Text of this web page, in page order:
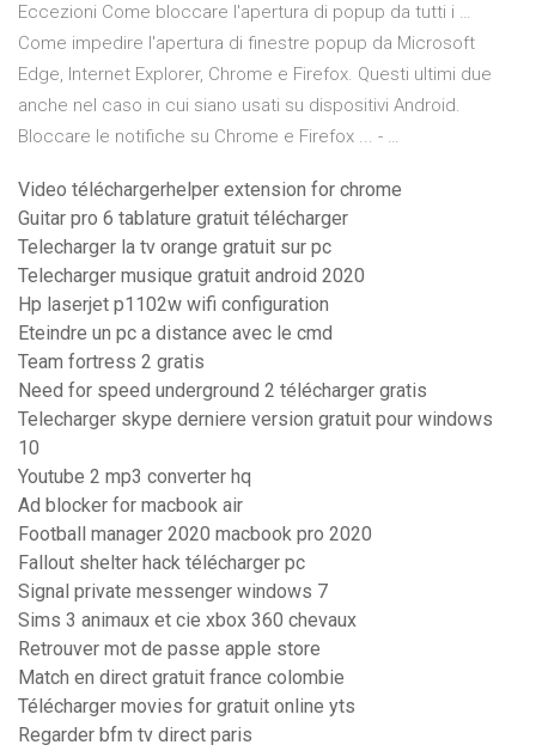
Eccezioni Come bloccare l'apertura di popup da tutti i …
Come impedire l'apertura di finestre popup da Microsoft
Edge, Internet Explorer, Chrome e Firefox. Questi ultimi due
anche nel caso in cui siano usati su dispositivi Android.
Bloccare le notifiche su Chrome e Firefox ... - …
Video téléchargerhelper extension for chrome
Guitar pro 6 tablature gratuit télécharger
Telecharger la tv orange gratuit sur pc
Telecharger musique gratuit android 2020
Hp laserjet p1102w wifi configuration
Eteindre un pc a distance avec le cmd
Team fortress 2 gratis
Need for speed underground 2 télécharger gratis
Telecharger skype derniere version gratuit pour windows
10
Youtube 2 mp3 converter hq
Ad blocker for macbook air
Football manager 2020 macbook pro 2020
Fallout shelter hack télécharger pc
Signal private messenger windows 7
Sims 3 animaux et cie xbox 360 chevaux
Retrouver mot de passe apple store
Match en direct gratuit france colombie
Télécharger movies for gratuit online yts
Regarder bfm tv direct paris